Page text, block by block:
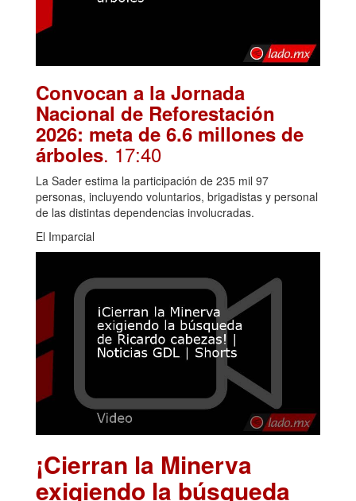
Convocan a la Jornada
Nacional de Reforestación
2026: meta de 6.6 millones de
árboles. 17:40
La Sader estima la participación de 235 mil 97
personas, incluyendo voluntarios, brigadistas y personal
de las distintas dependencias involucradas.
El Imparcial
¡Cierran la Minerva
exigiendo la búsqueda